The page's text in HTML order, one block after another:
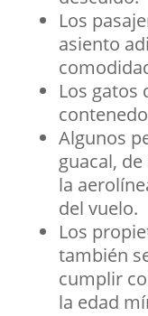
Los
asiento
Los gatos
Algunos
guacal,
la
del vuelo.
Los
también
cumplir
la edad